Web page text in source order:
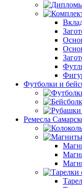
Футболки и
Ремесла